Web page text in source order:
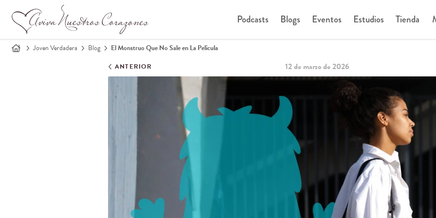
Podcasts Blogs Eventos Estudios Tienda
Joven Verdadera Blog El Monstruo Que No Sale en La Película
ANTERIOR 12 de marzo de 2026